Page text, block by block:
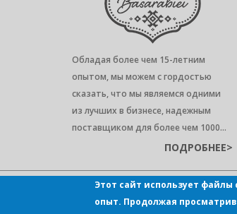
Обладая более чем 15-летним
опытом, мы можем с гордостью
сказать, что мы являемся одними
из лучших в бизнесе, надежным
поставщиком для более чем 1000...
ПОДРОБНЕЕ>
Darurile Basarabiei © 2021 All Rights
Этот сайт использует
опыт. Продолжая